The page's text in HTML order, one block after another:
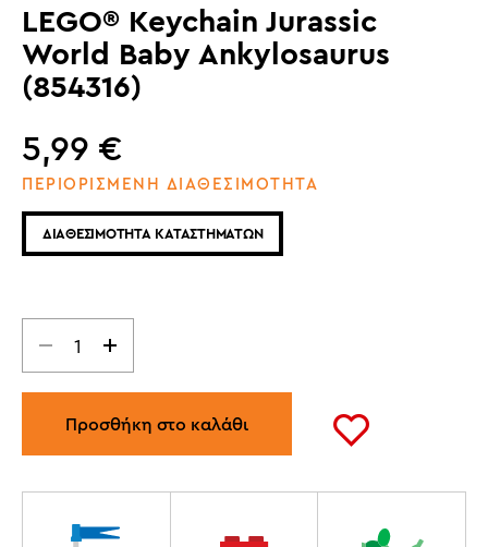
LEGO® Keychain Jurassic
World Baby Ankylosaurus
(854316)
5,99 €
ΠΕΡΙΟΡΙΣΜΕΝΗ ΔΙΑΘΕΣΙΜΟΤΗΤΑ
ΔΙΑΘΕΣΙΜΟΤΗΤΑ ΚΑΤΑΣΤΗΜΑΤΩΝ
Προσθήκη στο καλάθι